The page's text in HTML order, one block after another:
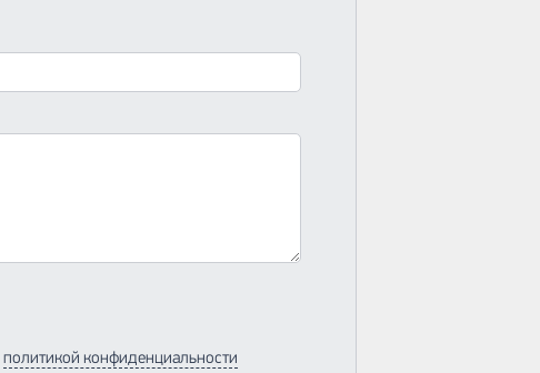
политикой конфиденциальности